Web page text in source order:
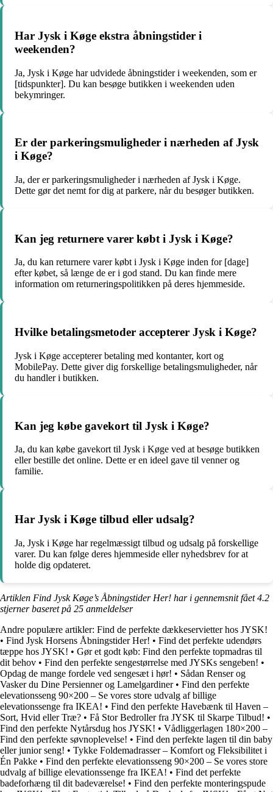
Har Jysk i Køge ekstra åbningstider i
weekenden?
Ja, Jysk i Køge har udvidede åbningstider i weekenden, som er
[tidspunkter]. Du kan besøge butikken i weekenden uden
bekymringer.
Er der parkeringsmuligheder i nærheden af ​​Jysk
i Køge?
Ja, der er parkeringsmuligheder i nærheden af ​Jysk i Køge.
Dette gør det nemt for dig at parkere, når du besøger butikken.
Kan jeg returnere varer købt i Jysk i Køge?
Ja, du kan returnere varer købt i Jysk i Køge inden for [dage]
efter købet, så længe de er i god stand. Du kan finde mere
information om returneringspolitikken på deres hjemmeside.
Hvilke betalingsmetoder accepterer Jysk i Køge?
Jysk i Køge accepterer betaling med kontanter, kort og
MobilePay. Dette giver dig forskellige betalingsmuligheder, når
du handler i butikken.
Kan jeg købe gavekort til Jysk i Køge?
Ja, du kan købe gavekort til Jysk i Køge ved at besøge butikken
eller bestille det online. Dette er en ideel gave til venner og
familie.
Har Jysk i Køge tilbud eller udsalg?
Ja, Jysk i Køge har regelmæssigt tilbud og udsalg på forskellige
varer. Du kan følge deres hjemmeside eller nyhedsbrev for at
holde dig opdateret.
Artiklen Find Jysk Køge’s Åbningstider Her! har i gennemsnit fået4.2
stjerner baseret på 25 anmeldelser
Andre populære artikler: Find de perfekte dækkeservietter hos JYSK!
• Find Jysk Horsens Åbningstider Her! • Find det perfekte udendørs
tæppe hos JYSK! • Gør et godt køb: Find den perfekte topmadras til
dit behov • Find den perfekte sengestørrelse med JYSKs sengeben! •
Opdag de mange fordele ved sengesæt i hør! • Sådan Renser og
Vasker du Dine Persienner og Lamelgardiner• Find den perfekte
elevationsseng 90×200 – Se vores store udvalg af billige
elevationssenge fra IKEA! • Find den perfekte Havebænk til Haven –
Sort, Hvid eller Træ? • Få Stor Bedroller fra JYSK til Skarpe Tilbud! •
Find den perfekte Nytårsdug hos JYSK! • Vådliggerlagen 180×200 –
Find den perfekte søvnoplevelse! • Find den perfekte lagen til din baby
eller junior seng! • Tykke Foldemadrasser – Komfort og Fleksibilitet i
Én Pakke • Find den perfekte elevationsseng 90×200 – Se vores store
udvalg af billige elevationssenge fra IKEA! • Find det perfekte
badeforhæng til dit badeværelse! • Find den perfekte monteringspude